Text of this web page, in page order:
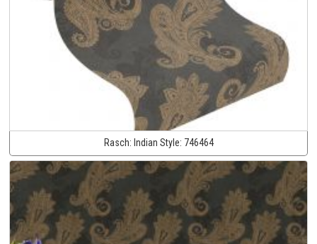
Rasch: Indian Style: 746464